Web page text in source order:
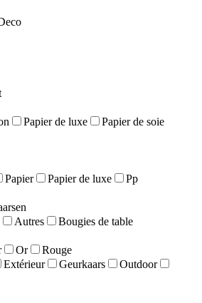
Papier de luxe
Papier de soie
Papier Papier de luxe
Pp
Autres
Bougies de table
Or
Rouge
Extérieur Geurkaars
Outdoor